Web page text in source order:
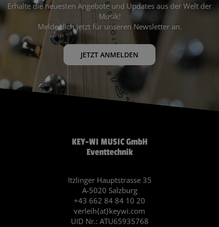
Erhalte die neuesten Angebote und Updates aus der Welt der
Musik!
Melde dich jetzt für unseren Newsletter an.
JETZT ANMELDEN
KEY-WI MUSIC GmbH
Eventtechnik
Itzlinger Hauptstrasse 35
A-5020 Salzburg
+43 662 84 84 10 20
verleih{at}keywi.com
UID Nr.: ATU65935768